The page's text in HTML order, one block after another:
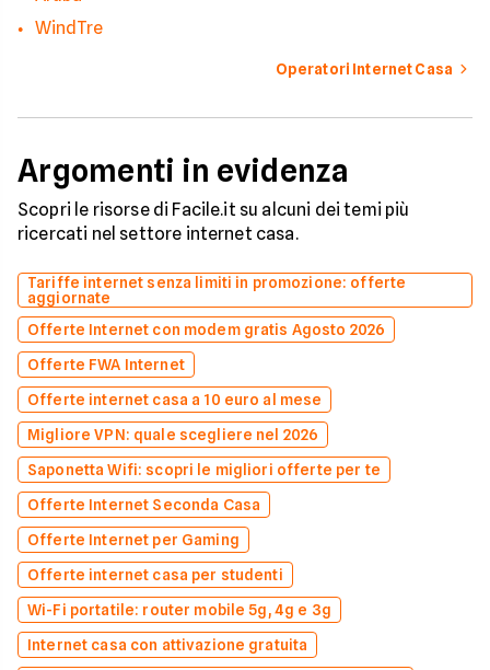
WindTre
Operatori Internet Casa
Argomenti in evidenza
Scopri le risorse di Facile.it su alcuni dei temi più
ricercati nel settore internet casa.
Tariffe internet senza limiti in promozione: offerte
aggiornate
Offerte Internet con modem gratis Agosto 2026
Offerte FWA Internet
Offerte internet casa a 10 euro al mese
Migliore VPN: quale scegliere nel 2026
Saponetta Wifi: scopri le migliori offerte per te
Offerte Internet Seconda Casa
Offerte Internet per Gaming
Offerte internet casa per studenti
Wi-Fi portatile: router mobile 5g, 4g e 3g
Internet casa con attivazione gratuita